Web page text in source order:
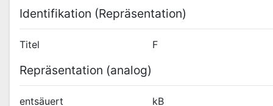
Identifikation (Repräsentation)
Titel F
Repräsentation (analog)
entsäuert kB